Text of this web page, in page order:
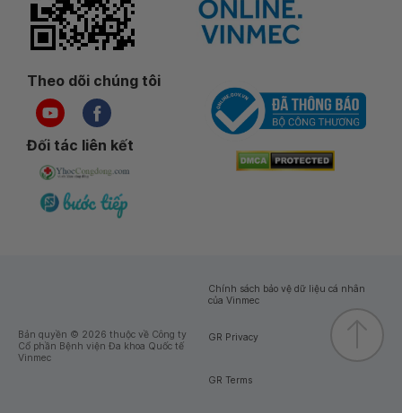
Theo dõi chúng tôi
Đối tác liên kết
Bản quyền © 2026 thuộc về Công ty
Cổ phần Bệnh viện Đa khoa Quốc tế
Vinmec
Chính sách bảo vệ dữ liệu cá nhân
của Vinmec
GR Privacy
GR Terms